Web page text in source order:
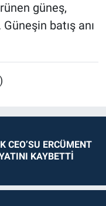
güneş,
batış anı
CEO’SU ERCÜMENT
KAYBETTİ